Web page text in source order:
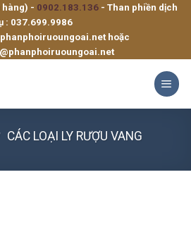
hàng) - 0902.183.136 - Than phiền dịch
: 037.699.9986
hoặc
CÁC LOẠI LY RƯỢU VANG